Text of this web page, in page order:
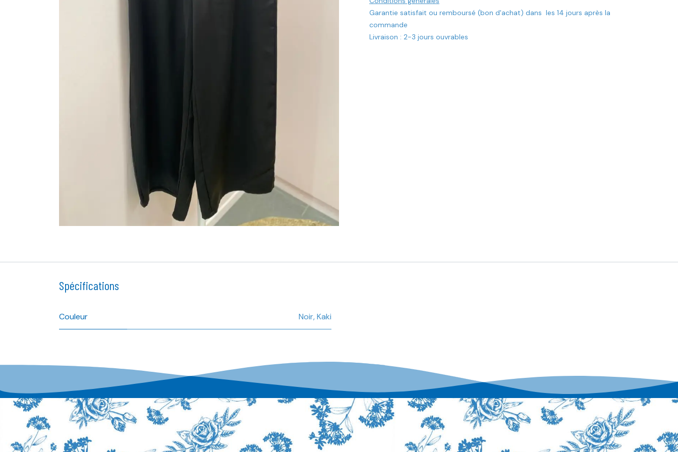
Garantie satisfait ou remboursé (bon d'achat) dans les 14 jours après la
commande
Livraison : 2-3 jours ouvrables
Spécifications
Couleur Noir,Kaki